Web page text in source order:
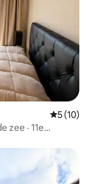
5 (10)
zee · 11e